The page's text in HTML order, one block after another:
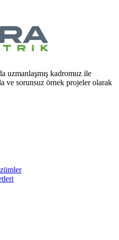
uzmanlaşmış kadromuz ile
ve sorunsuz örnek projeler olarak